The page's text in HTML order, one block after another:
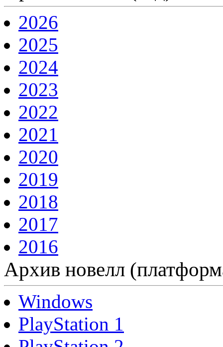
2026
2025
2024
2023
2022
2021
2020
2019
2018
2017
2016
Архив новелл
Windows
PlayStation 1